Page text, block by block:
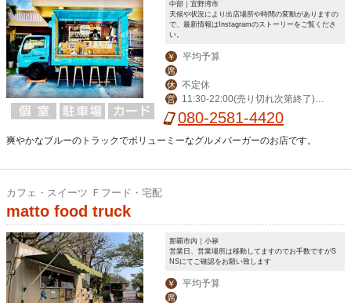
中部｜宜野湾市
天候や状況により出店場所や時間の変動がありますの
で、最新情報はInstagramのストーリーをご覧くださ
い。
￥ 平均予算
席
休
不定休
営
11:30-22:00(売り切れ次第終了)※
出店場所により営業時間変動
080-2581-4420
爽やかなブルーのトラックでボリューミーなグルメバーガーのお店です。
カフェ・スイーツ Ｆフード・宅配
matto food truck
那覇市内｜小禄
営業日、営業場所は移動してますのでお手数ですがS
NSにてご確認をお願い致します
￥ 平均予算
席